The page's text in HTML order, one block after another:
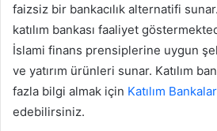
faizsiz bir bankacılık alternatifi
katılım bankası faaliyet
İslami finans prensiplerine uygun
ve yatırım ürünleri sunar. Katılım
fazla bilgi almak için Katılım
edebilirsiniz.